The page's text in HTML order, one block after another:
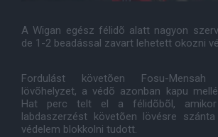
A Wigan egész félidõ alatt nagyon
de 1-2 beadással zavart lehetett okozni
Fordulást követõen Fosu-
lövõhelyzet, a védõ azonban kapu
Hat perc telt el a félidõbõl, amikor
labdaszerzést követõen lövésre
védelem blokkolni tudott.